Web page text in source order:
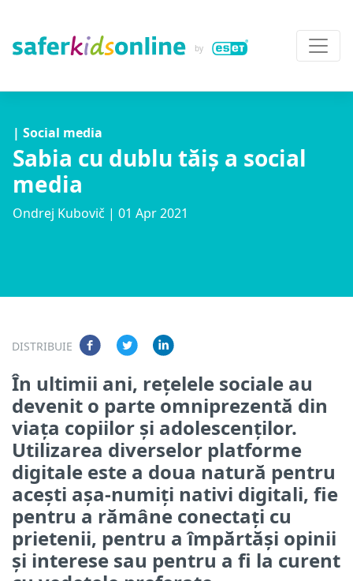
| Social media
Sabia cu dublu tăiș a social
media
Ondrej Kubovič | 01 Apr 2021
DISTRIBUIE
În ultimii ani, rețelele sociale au
devenit o parte omniprezentă din
viața copiilor și adolescenților.
Utilizarea diverselor platforme
digitale este a doua natură pentru
acești așa-numiți nativi digitali, fie
pentru a rămâne conectați cu
prietenii, pentru a împărtăși opinii
și interese sau pentru a fi la curent